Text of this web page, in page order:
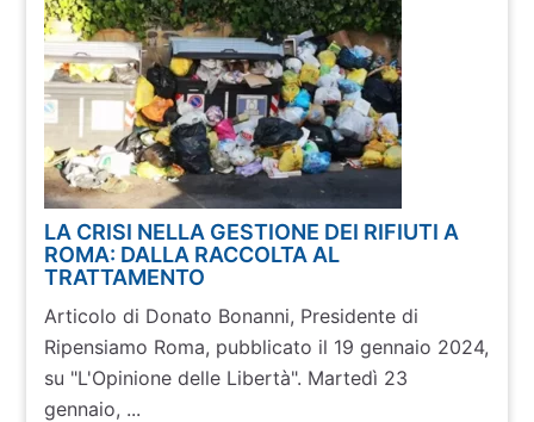
LA CRISI NELLA GESTIONE DEI RIFIUTI A
ROMA: DALLA RACCOLTA AL
TRATTAMENTO
Articolo di Donato Bonanni, Presidente di
Ripensiamo Roma, pubblicato il 19 gennaio 2024,
su "L'Opinione delle Libertà". Martedì 23
gennaio, ...